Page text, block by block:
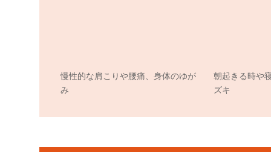
慢性的な肩こりや腰痛、身体のゆが
み
朝起きる時や
ズキ